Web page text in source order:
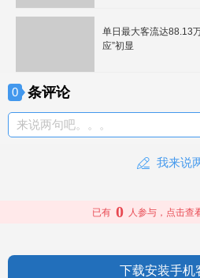
单日最大客流达88.13
应”初显
0 条评论
来说两句吧。。。
我来说
已有 0 人参与，点击查
下载安装手机